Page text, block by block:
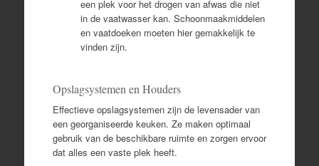
een plek voor het drogen van afwas die niet
in de vaatwasser kan. Schoonmaakmiddelen
en vaatdoeken moeten hier gemakkelijk te
vinden zijn.
Opslagsystemen en Houders
Effectieve opslagsystemen zijn de levensader van
een georganiseerde keuken. Ze maken optimaal
gebruik van de beschikbare ruimte en zorgen ervoor
dat alles een vaste plek heeft.